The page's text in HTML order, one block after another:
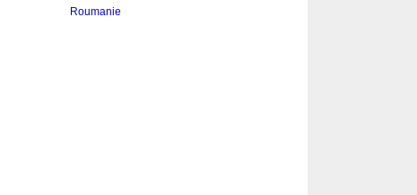
Roumanie